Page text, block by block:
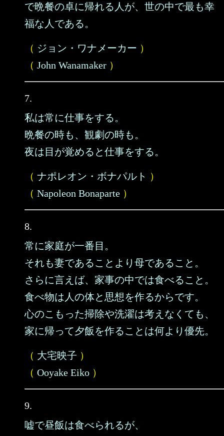
で晩餐の卓に帰れる人が、世の中で最も幸
福な人である。
（ ジョン・ワナメーカー ）
（ John Wanamaker ）
7.
私は常に仕事をする。
晩餐の時も、観劇の時も。
夜は目が覚めると仕事をする。
（ ナポレオン・ボナパルト ）
（ Napoleon Bonaparte ）
8.
常に家庭が一番目。
それも妻であることより母であること。
さらに言えば、家事の中では食べること。
食べ物は人の体と思想を作るからです。
心のこもった掃除や洗濯は考えなくても、
家に帰って夕飯を作ることは何より優先。
（ 大宅映子 ）
（ Ooyake Eiko ）
9.
嘘で昼飯は食べられるが、